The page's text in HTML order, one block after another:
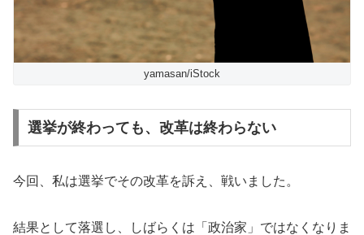
yamasan/iStock
選挙が終わっても、改革は終わらない
今回、私は選挙でその改革を訴え、戦いました。
結果として落選し、しばらくは「政治家」ではなくなりま